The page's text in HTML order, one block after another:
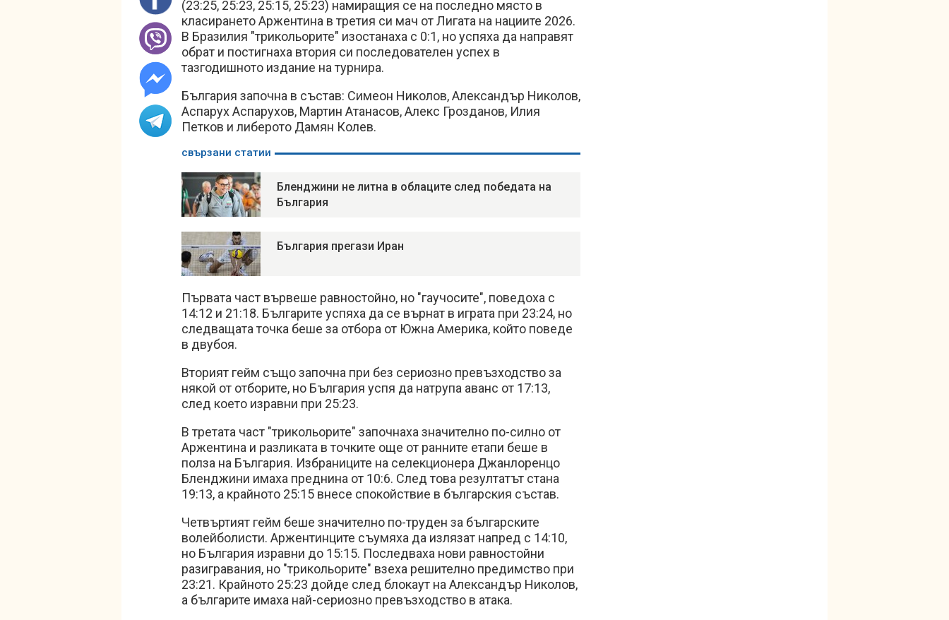
(23:25, 25:23, 25:15, 25:23) намиращия се на последно място в
класирането Аржентина в третия си мач от Лигата на нациите 2026.
В Бразилия "трикольорите" изостанаха с 0:1, но успяха да направят
обрат и постигнаха втория си последователен успех в
тазгодишното издание на турнира.
България започна в състав: Симеон Николов, Александър Николов,
Аспарух Аспарухов, Мартин Атанасов, Алекс Грозданов, Илия
Петков и либерото Дамян Колев.
свързани статии
Бленджини не литна в облаците след победата на
България
България прегази Иран
Първата част вървеше равностойно, но "гаучосите", поведоха с
14:12 и 21:18. Българите успяха да се върнат в играта при 23:24, но
следващата точка беше за отбора от Южна Америка, който поведе
в двубоя.
Вторият гейм също започна при без сериозно превъзходство за
някой от отборите, но България успя да натрупа аванс от 17:13,
след което изравни при 25:23.
В третата част "трикольорите" започнаха значително по-силно от
Аржентина и разликата в точките още от ранните етапи беше в
полза на България. Избраниците на селекционера Джанлоренцо
Бленджини имаха преднина от 10:6. След това резултатът стана
19:13, а крайното 25:15 внесе спокойствие в българския състав.
Четвъртият гейм беше значително по-труден за българските
волейболисти. Аржентинците съумяха да излязат напред с 14:10,
но България изравни до 15:15. Последваха нови равностойни
разигравания, но "трикольорите" взеха решително предимство при
23:21. Крайното 25:23 дойде след блокаут на Александър Николов,
а българите имаха най-сериозно превъзходство в атака.